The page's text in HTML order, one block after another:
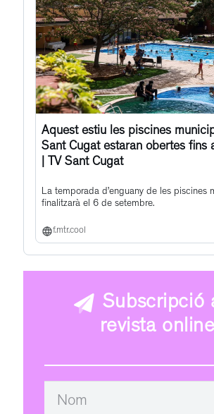
Aquest estiu les piscines
Sant Cugat estaran obertes fins
| TV Sant Cugat
La temporada d’enguany de les piscines
finalitzarà el 6 de setembre.
f.mtr.cool
Subscripció
revista online